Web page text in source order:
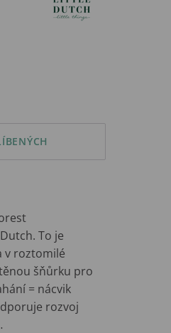
To je
v roztomilé
šňůrku pro
= nácvik
rozvoj